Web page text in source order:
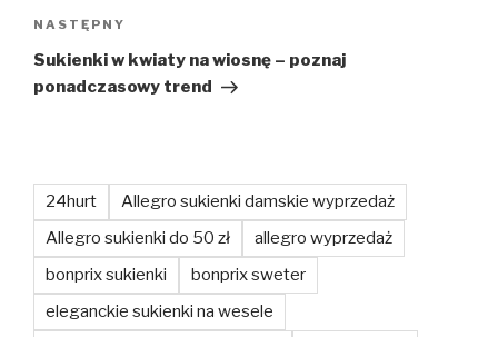
Następny
wpis
NASTĘPNY
Sukienki w kwiaty na wiosnę – poznaj
ponadczasowy trend
24hurt
Allegro sukienki damskie wyprzedaż
Allegro sukienki do 50 zł
allegro wyprzedaż
bonprix sukienki
bonprix sweter
eleganckie sukienki na wesele